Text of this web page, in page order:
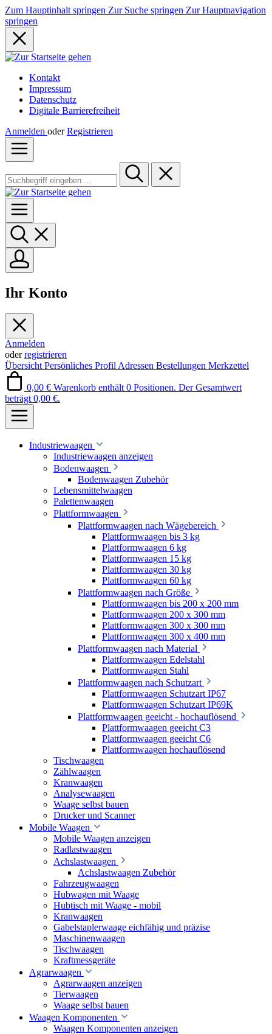
Zum Hauptinhalt springen Zur Suche springen Zur Hauptnavigation
springen
Kontakt
Impressum
Datenschutz
Digitale Barrierefreiheit
Anmelden oder Registrieren
Ihr Konto
Anmelden
oderregistrieren
Übersicht Persönliches Profil Adressen Bestellungen Merkzettel
0,00 € Warenkorb enthält 0 Positionen. Der Gesamtwert
beträgt 0,00 €.
Industriewaagen
Industriewaagen anzeigen
Bodenwaagen
Bodenwaagen Zubehör
Lebensmittelwaagen
Palettenwaagen
Plattformwaagen
Plattformwaagen nach Wägebereich
Plattformwaagen bis 3 kg
Plattformwaagen 6 kg
Plattformwaagen 15 kg
Plattformwaagen 30 kg
Plattformwaagen 60 kg
Plattformwaagen nach Größe
Plattformwaagen bis 200 x 200 mm
Plattformwaagen 200 x 300 mm
Plattformwaagen 300 x 300 mm
Plattformwaagen 300 x 400 mm
Plattformwaagen nach Material
Plattformwaagen Edelstahl
Plattformwaagen Stahl
Plattformwaagen nach Schutzart
Plattformwaagen Schutzart IP67
Plattformwaagen Schutzart IP69K
Plattformwaagen geeicht - hochauflösend
Plattformwaagen geeicht C3
Plattformwaagen geeicht C6
Plattformwaagen hochauflösend
Tischwaagen
Zählwaagen
Kranwaagen
Analysewaagen
Waage selbst bauen
Drucker und Scanner
Mobile Waagen
Mobile Waagen anzeigen
Radlastwaagen
Achslastwaagen
Achslastwaagen Zubehör
Fahrzeugwaagen
Hubwagen mit Waage
Hubtisch mit Waage - mobil
Kranwaagen
Gabelstaplerwaage eichfähig und präzise
Maschinenwaagen
Tischwaagen
Kraftmessgeräte
Agrarwaagen
Agrarwaagen anzeigen
Tierwaagen
Waage selbst bauen
Waagen Komponenten
Waagen Komponenten anzeigen